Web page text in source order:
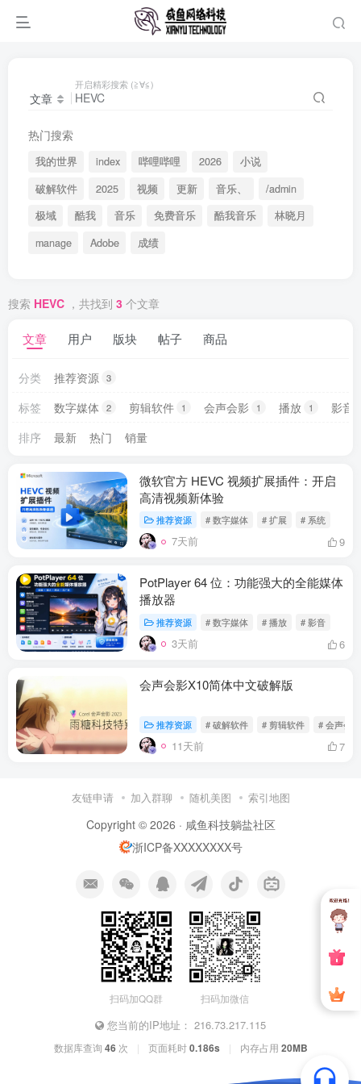
文章
开启精彩搜索 (≧∀≦)
热门搜索
我的世界 index 哔哩哔哩 2026
小说
破解软件
2025 视频 更新 音乐、
/admin
极域
酷我 音乐 免费音乐 酷我音乐
林晓月
manage
Adobe 成绩
搜索 HEVC ，共找到 3 个文章
文章 用户 版块 帖子 商品
分类 推荐资源 3
标签 数字媒体 2 剪辑软件 1 会声会影 1 播放 1 影音
排序 最新 热门 销量
微软官方 HEVC 视频扩展插件：开启
高清视频新体验
推荐资源 # 数字媒体 # 扩展 # 系统
7天前 9
PotPlayer 64 位：功能强大的全能媒体
播放器
推荐资源 # 数字媒体 # 播放 # 影音
3天前 6
会声会影X10简体中文破解版
推荐资源 # 破解软件 # 剪辑软件 # 会声会影
11天前 7
友链申请 加入群聊 随机美图 索引地图
Copyright © 2026 · 咸鱼科技躺盐社区
浙ICP备XXXXXXXX号
扫码加QQ群 扫码加微信
您当前的IP地址： 216.73.217.115
数据库查询 46次 | 页面耗时0.186s | 内存占用 20MB